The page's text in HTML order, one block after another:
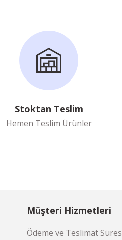
Stoktan Teslim
Hemen Teslim Ürünler
Müşteri Hizmetleri
Ödeme ve Teslimat